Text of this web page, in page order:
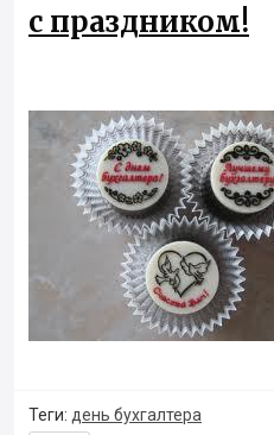
с праздником!
Теги: день бухгалтера